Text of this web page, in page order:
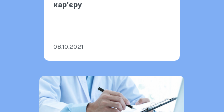
кар’єру
08.10.2021